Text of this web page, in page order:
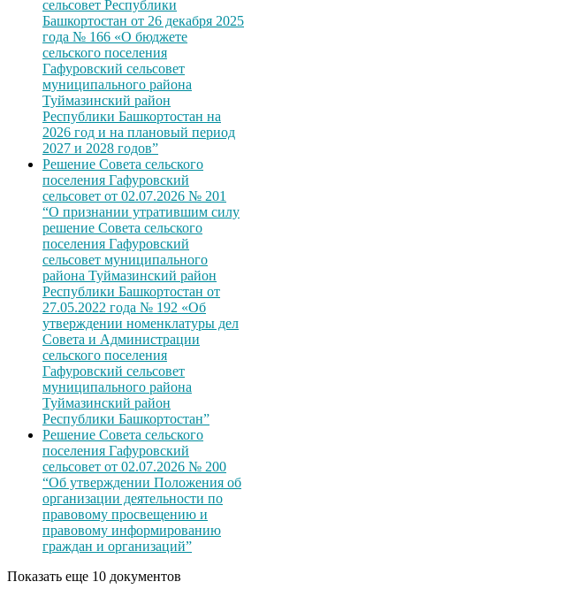
сельсовет Республики
Башкортостан от 26 декабря 2025
года № 166 «О бюджете
сельского поселения
Гафуровский сельсовет
муниципального района
Туймазинский район
Республики Башкортостан на
2026 год и на плановый период
2027 и 2028 годов”
Решение Совета сельского
поселения Гафуровский
сельсовет от 02.07.2026 № 201
“О признании утратившим силу
решение Совета сельского
поселения Гафуровский
сельсовет муниципального
района Туймазинский район
Республики Башкортостан от
27.05.2022 года № 192 «Об
утверждении номенклатуры дел
Совета и Администрации
сельского поселения
Гафуровский сельсовет
муниципального района
Туймазинский район
Республики Башкортостан”
Решение Совета сельского
поселения Гафуровский
сельсовет от 02.07.2026 № 200
“Об утверждении Положения об
организации деятельности по
правовому просвещению и
правовому информированию
граждан и организаций”
Показать еще 10 документов